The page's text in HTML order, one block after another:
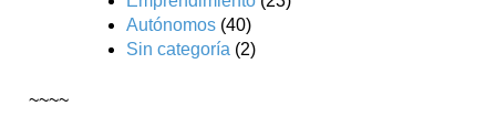
Autónomos (40)
Sin categoría (2)
~~~~